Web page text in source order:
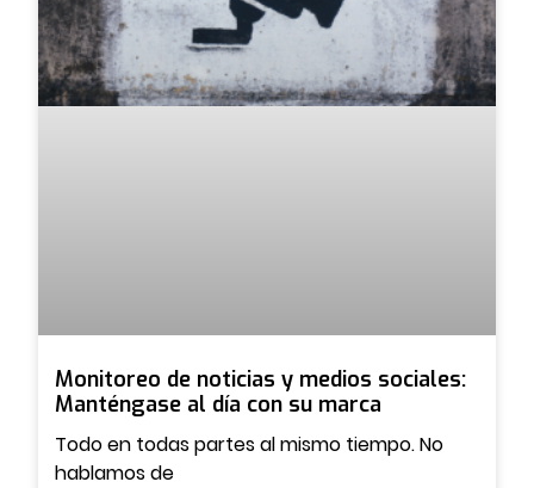
Monitoreo de noticias y medios sociales:
Manténgase al día con su marca
Todo en todas partes al mismo tiempo. No
hablamos de